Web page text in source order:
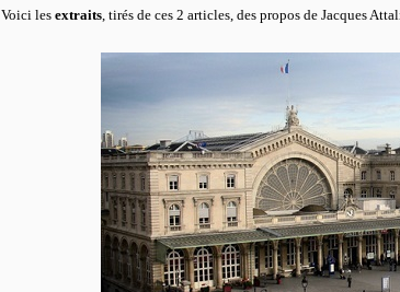
Voici les extraits , tirés de ces 2 articles, des propos de Jacques